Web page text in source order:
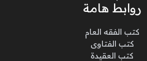
روابط هامة
كتب الفقه العام
كتب الفتاوى
كتب العقيدة